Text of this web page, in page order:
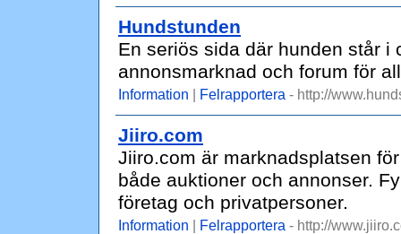
Hundstunden
En seriös sida där hunden står i
annonsmarknad och forum för
Information | Felrapportera - http://
Jiiro.com
Jiiro.com är marknadsplatsen
både auktioner och annonser.
företag och privatpersoner.
Information | Felrapportera - http://